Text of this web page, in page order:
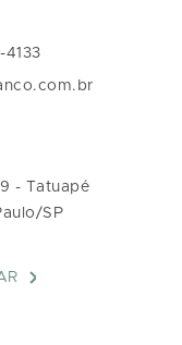
4133
- Tatuapé
SP